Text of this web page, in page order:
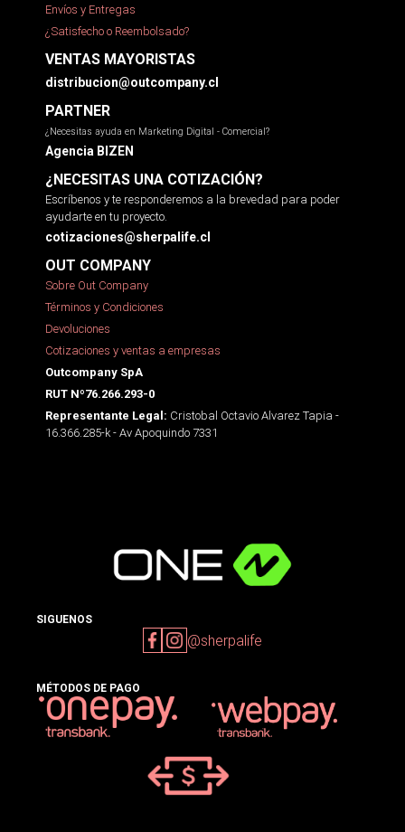
Envíos y Entregas
¿Satisfecho o Reembolsado?
VENTAS MAYORISTAS
distribucion@outcompany.cl
PARTNER
¿Necesitas ayuda en Marketing Digital - Comercial?
Agencia BIZEN
¿NECESITAS UNA COTIZACIÓN?
Escríbenos y te responderemos a la brevedad para poder
ayudarte en tu proyecto.
cotizaciones@sherpalife.cl
OUT COMPANY
Sobre Out Company
Términos y Condiciones
Devoluciones
Cotizaciones y ventas a empresas
Outcompany SpA
RUT Nº76.266.293-0
Representante Legal: Cristobal Octavio Alvarez Tapia -
16.366.285-k - Av Apoquindo 7331
SIGUENOS
@sherpalife
MÉTODOS DE PAGO